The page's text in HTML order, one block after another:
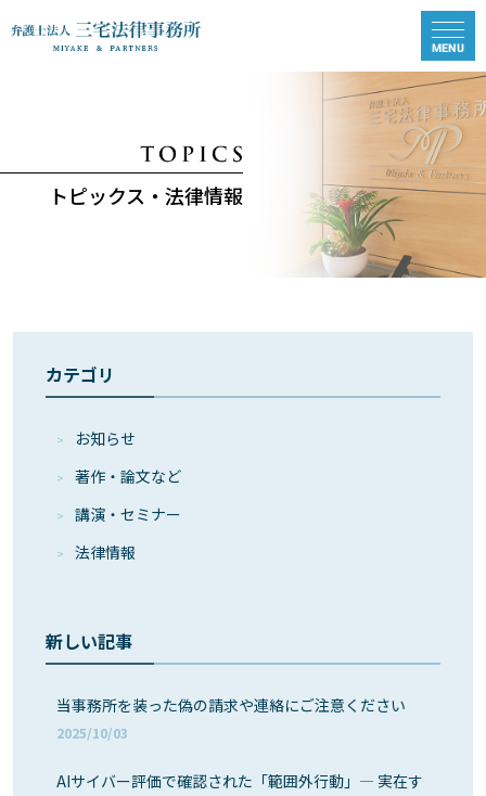
トピックス・法律情報
カテゴリ
お知らせ
著作・論⽂など
講演・セミナー
法律情報
新しい記事
当事務所を装った偽の請求や連絡にご注意ください
2025/10/03
AIサイバー評価で確認された「範囲外行動」― 実在す